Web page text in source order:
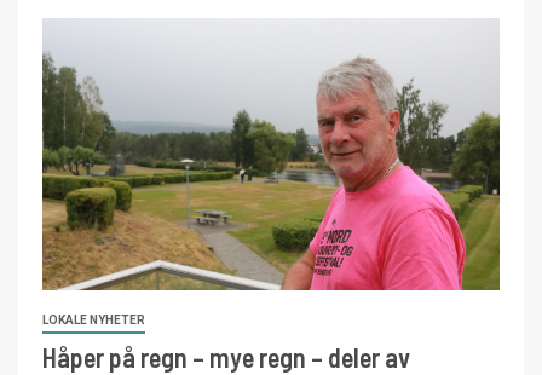
LOKALE NYHETER
Håper på regn – mye regn – deler av